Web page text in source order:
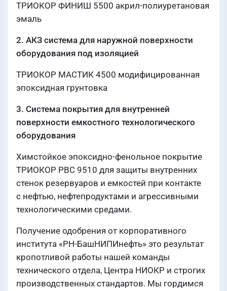
ТРИОКОР ФИНИШ 5500 акрил-полиуретановая
эмаль
2. АКЗ система для наружной поверхности
оборудования под изоляцией
ТРИОКОР МАСТИК 4500 модифицированная
эпоксидная грунтовка
3. Система покрытия для внутренней
поверхности емкостного технологического
оборудования
Химстойкое эпоксидно-фенольное покрытие
ТРИОКОР РВС 9510 для защиты внутренних
стенок резервуаров и емкостей при контакте
с нефтью, нефтепродуктами и агрессивными
технологическими средами.
Получение одобрения от корпоративного
института «РН-БашНИПИнефть» это результат
кропотливой работы нашей команды
технического отдела, Центра НИОКР и строгих
производственных стандартов. Мы гордимся